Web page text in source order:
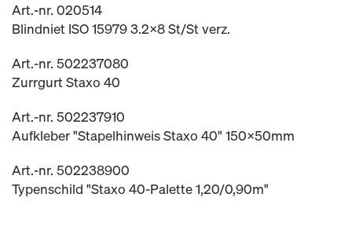
Art.-nr. 020514
Blindniet ISO 15979 3.2x8 St/St verz.
Art.-nr. 502237080
Zurrgurt Staxo 40
Art.-nr. 502237910
Aufkleber "Stapelhinweis Staxo 40" 150x50mm
Art.-nr. 502238900
Typenschild "Staxo 40-Palette 1,20/0,90m"